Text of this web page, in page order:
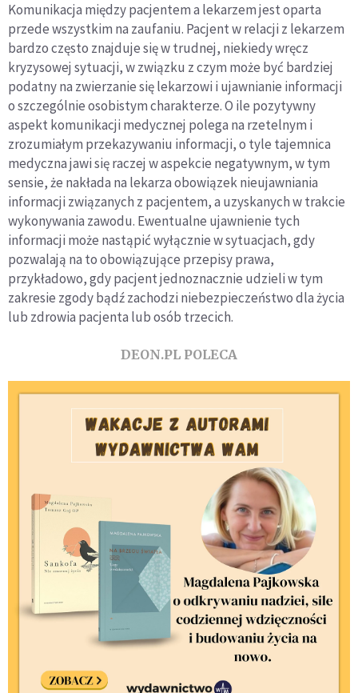
Komunikacja między pacjentem a lekarzem jest oparta
przede wszystkim na zaufaniu. Pacjent w relacji z lekarzem
bardzo często znajduje się w trudnej, niekiedy wręcz
kryzysowej sytuacji, w związku z czym może być bardziej
podatny na zwierzanie się lekarzowi i ujawnianie informacji
o szczególnie osobistym charakterze. O ile pozytywny
aspekt komunikacji medycznej polega na rzetelnym i
zrozumiałym przekazywaniu informacji, o tyle tajemnica
medyczna jawi się raczej w aspekcie negatywnym, w tym
sensie, że nakłada na lekarza obowiązek nieujawniania
informacji związanych z pacjentem, a uzyskanych w trakcie
wykonywania zawodu. Ewentualne ujawnienie tych
informacji może nastąpić wyłącznie w sytuacjach, gdy
pozwalają na to obowiązujące przepisy prawa,
przykładowo, gdy pacjent jednoznacznie udzieli w tym
zakresie zgody bądź zachodzi niebezpieczeństwo dla życia
lub zdrowia pacjenta lub osób trzecich.
DEON.PL POLECA